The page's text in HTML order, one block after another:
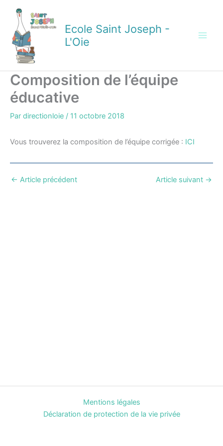
contenu
Ecole Saint Joseph -
L'Oie
Composition de l’équipe
éducative
Par directionloie / 11 octobre 2018
Vous trouverez la composition de l’équipe corrigée : ICI
← Article précédent Article suivant →
Mentions légales
Déclaration de protection de la vie privée